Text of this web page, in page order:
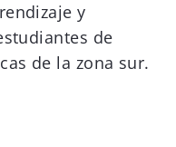
y
de
de la zona sur.